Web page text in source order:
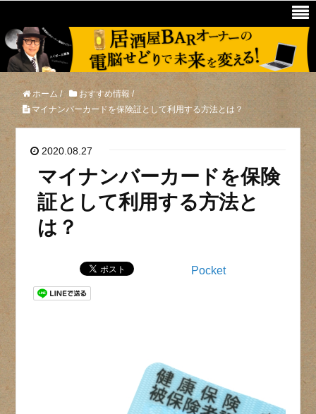
ホーム / おすすめ情報 /
マイナンバーカードを保険証として利用する方法とは？
2020.08.27
マイナンバーカードを保険
証として利用する方法と
は？
Pocket